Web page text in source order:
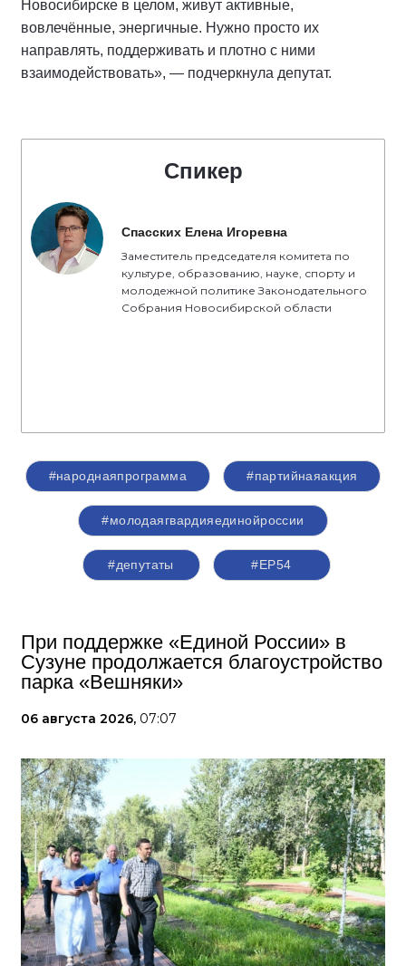
Новосибирске в целом, живут активные,
вовлечённые, энергичные. Нужно просто их
направлять, поддерживать и плотно с ними
взаимодействовать», — подчеркнула депутат.
Спикер
Спасских Елена Игоревна
Заместитель председателя комитета по
культуре, образованию, науке, спорту и
молодежной политике Законодательного
Собрания Новосибирской области
#народнаяпрограмма #партийнаяакция
#молодаягвардияединойроссии
#депутаты #ЕР54
При поддержке «Единой России» в
Сузуне продолжается благоустройство
парка «Вешняки»
06 августа 2026, 07:07